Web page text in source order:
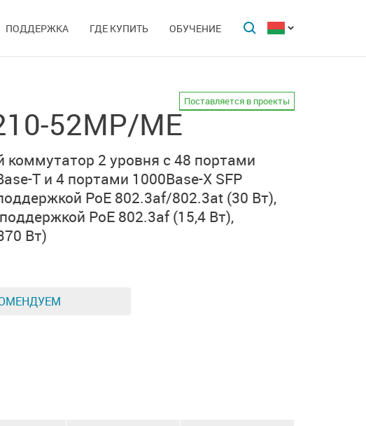
ПОДДЕРЖКА ГДЕ КУПИТЬ ОБУЧЕНИЕ
52MP/ME
Поставляется в проекты
2 уровня с 48 портами
T и 4 портами 1000Base-X SFP
PoE 802.3af/802.3at (30 Вт),
PoE 802.3af(15,4 Вт),
Вт)